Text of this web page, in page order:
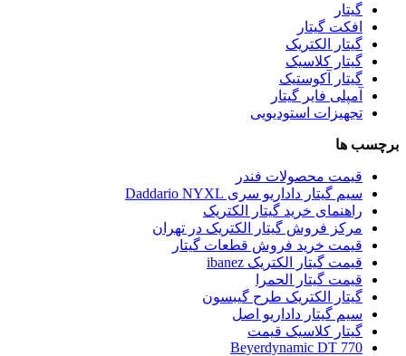
گیتار
افکت گیتار
گیتار الکتریک
گیتار کلاسیک
گیتار آکوستیک
آمپلی فایر گیتار
تجهیزات استودیویی
برچسب ها
قیمت محصولات فندر
سیم گیتار داداریو سری Daddario NYXL
راهنمای خرید گیتار الکتریک
مرکز فروش گیتار الکتریک در تهران
قیمت خرید فروش قطعات گیتار
قیمت گیتار الکتریک ibanez
قیمت گیتار الحمرا
گیتار الکتریک طرح گیبسون
سیم گیتار داداریو اصل
گیتار کلاسیک قیمت
Beyerdynamic DT 770